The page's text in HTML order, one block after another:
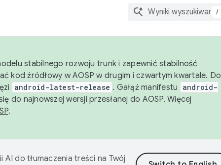
/
stabilnego rozwoju trunk i zapewnić stabilność
kod źródłowy w AOSP w drugim i czwartym kwartale. Do
android-latest-release . Gałąź manifestu
android-
do najnowszej wersji przesłanej do AOSP. Więcej
.
do tłumaczenia treści na Twój